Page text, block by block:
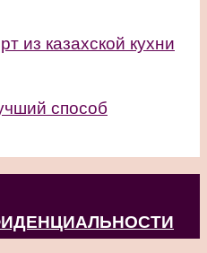
из казахской кухни
способ